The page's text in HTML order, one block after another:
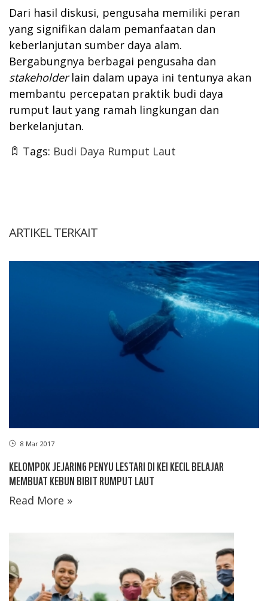
Dari hasil diskusi, pengusaha memiliki peran
yang signifikan dalam pemanfaatan dan
keberlanjutan sumber daya alam.
Bergabungnya berbagai pengusaha dan
stakeholderlain dalam upaya ini tentunya akan
membantu percepatan praktik budi daya
rumput laut yang ramah lingkungan dan
berkelanjutan.
Tags: Budi Daya Rumput Laut
ARTIKEL TERKAIT
8 Mar 2017
KELOMPOK JEJARING PENYU LESTARI DI KEI KECIL BELAJAR
MEMBUAT KEBUN BIBIT RUMPUT LAUT
Read More »